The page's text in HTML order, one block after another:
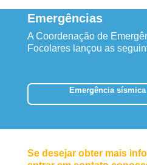
Emergências
A Coordenação de
Focolares lançou as
Emergência
Se desejar obter mais